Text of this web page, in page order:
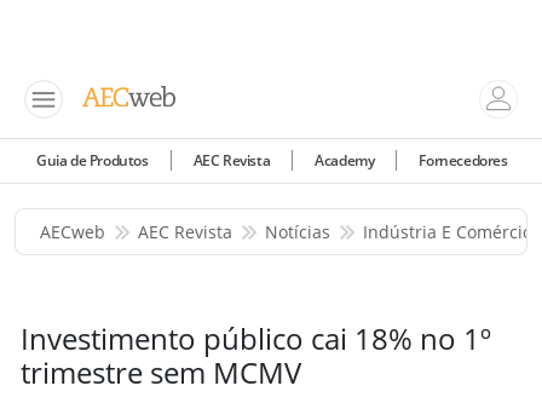
Guia de Produtos AEC Revista Academy Fornecedores
AECweb AEC Revista Notícias Indústria E Comércio
Investimento público cai 18% no 1º
trimestre sem MCMV